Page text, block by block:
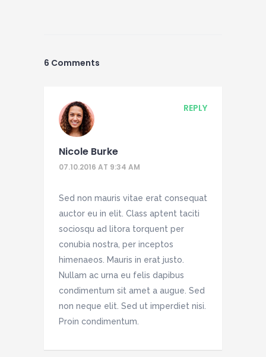
6 Comments
REPLY
Nicole Burke
07.10.2016 AT 9:34 AM
Sed non mauris vitae erat consequat
auctor eu in elit. Class aptent taciti
sociosqu ad litora torquent per
conubia nostra, per inceptos
himenaeos. Mauris in erat justo.
Nullam ac urna eu felis dapibus
condimentum sit amet a augue. Sed
non neque elit. Sed ut imperdiet nisi.
Proin condimentum.